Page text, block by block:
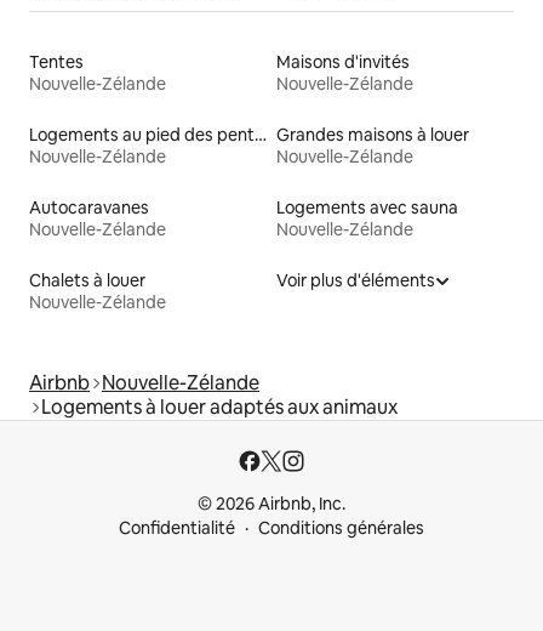
Tentes
Nouvelle-Zélande
Maisons d'invités
Nouvelle-Zélande
Logements au pied des pentes à louer
Nouvelle-Zélande
Grandes maisons à louer
Nouvelle-Zélande
Autocaravanes
Nouvelle-Zélande
Logements avec sauna
Nouvelle-Zélande
Chalets à louer
Nouvelle-Zélande
Voir plus d'éléments
Airbnb Nouvelle-Zélande
Logements à louer adaptés aux animaux
© 2026 Airbnb, Inc.
Confidentialité
Conditions générales